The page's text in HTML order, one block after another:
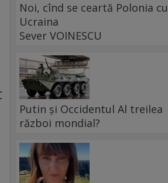
Noi, cînd se ceartă Polonia cu
Ucraina
Sever VOINESCU
Putin și Occidentul Al treilea
război mondial?